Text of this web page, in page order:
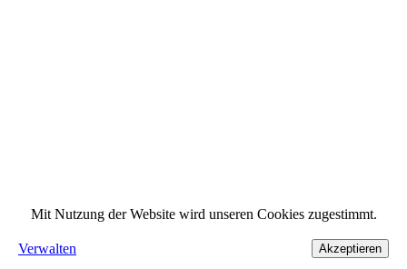
Mit Nutzung der Website wird unseren Cookies zugestimmt.
Verwalten Akzeptieren